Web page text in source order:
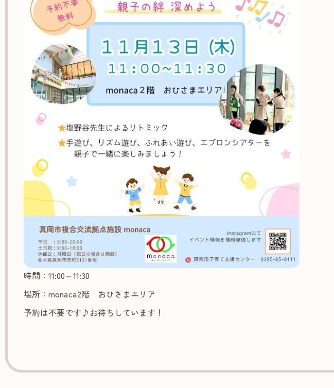
時間：11:00～11:30
場所：monaca2階 おひさまエリア
予約は不要です♪お待ちしています！